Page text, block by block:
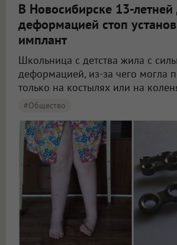
В Новосибирске 13-летней
деформацией стоп
имплант
Школьница с детства жила с
деформацией, из-за чего могла
только на костылях или на
#Общество